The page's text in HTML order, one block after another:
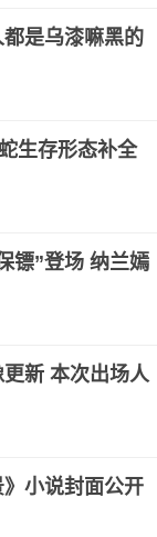
都是乌漆嘛黑的
生存形态补全
镖”登场 纳兰嫣
新 本次出场人
》小说封面公开